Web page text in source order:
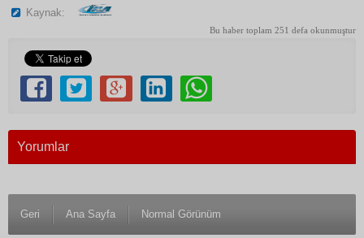
Kaynak:
Bu haber toplam 251 defa okunmuştur
Yorumlar
Geri Ana Sayfa Normal Görünüm